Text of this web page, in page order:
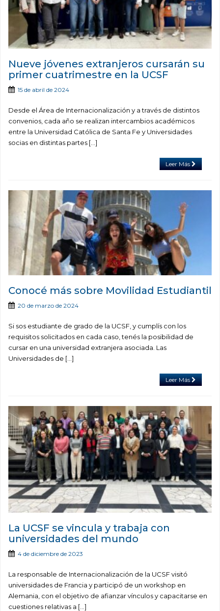
Nueve jóvenes extranjeros cursarán su
primer cuatrimestre en la UCSF
15 de abril de 2024
Desde el Área de Internacionalización y a través de distintos
convenios, cada año se realizan intercambios académicos
entre la Universidad Católica de Santa Fe y Universidades
socias en distintas partes […]
Leer Más
Conocé más sobre Movilidad Estudiantil
20 de marzo de 2024
Si sos estudiante de grado de la UCSF, y cumplís con los
requisitos solicitados en cada caso, tenés la posibilidad de
cursar en una universidad extranjera asociada. Las
Universidades de […]
Leer Más
La UCSF se vincula y trabaja con
universidades del mundo
4 de diciembre de 2023
La responsable de Internacionalización de la UCSF visitó
universidades de Francia y participó de un workshop en
Alemania, con el objetivo de afianzar vínculos y capacitarse en
cuestiones relativas a […]